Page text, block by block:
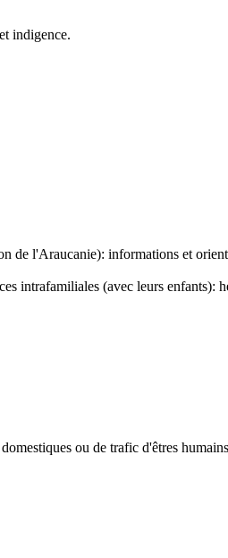
indigence.
de l'Araucanie): informations et
intrafamiliales (avec leurs enfants):
ou de trafic d'êtres